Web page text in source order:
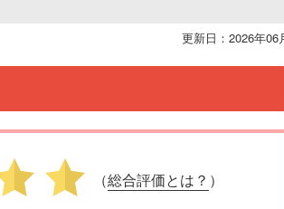
更新日：2026年06
（総合評価とは？ ）